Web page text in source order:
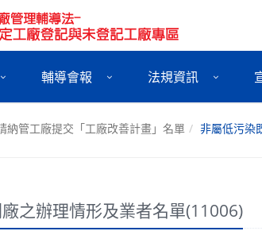
輔導會報 法規資訊
納管工廠提交「工廠改善計畫」名單 非屬低污染
之辦理情形及業者名單(11006)